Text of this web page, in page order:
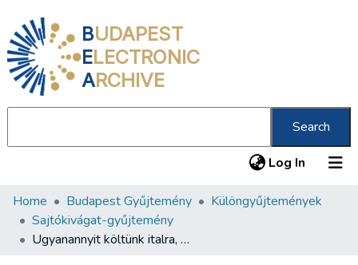
BUDAPEST
ELECTRONIC
ARCHIVE
Search
Log In (current)
Communities & Collections
All of DSpace
Home Budapest Gyűjtemény
Különgyűjtemények
Sajtókivágat-gyűjtemény
Ugyanannyit költünk italra, mint ételre